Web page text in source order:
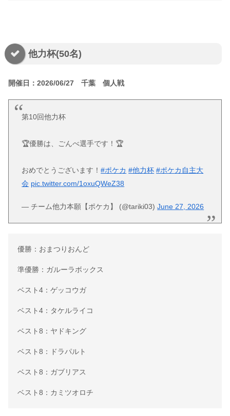
他力杯(50名)
開催日：2026/06/27 千葉 個人戦
第10回他力杯
🏆優勝は、ごんべ選手です！🏆
おめでとうございます！#ポケカ #他力杯 #ポケカ自主大
会 pic.twitter.com/1oxuQWeZ38
— チーム他力本願【ポケカ】 (@tariki03)June 27, 2026
優勝：おまつりおんど
準優勝：ガルーラボックス
ベスト4：ゲッコウガ
ベスト4：タケルライコ
ベスト8：ヤドキング
ベスト8：ドラパルト
ベスト8：ガブリアス
ベスト8：カミツオロチ